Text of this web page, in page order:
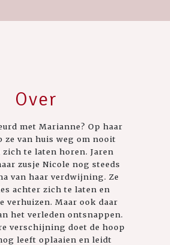
Over
met Marianne? Op haar
van huis weg om nooit
zich te laten horen. Jaren
zusje Nicole nog steeds
van haar verdwijning. Ze
achter zich te laten en
verhuizen. Maar ook daar
het verleden ontsnappen.
verschijning doet de hoop
leeft oplaaien en leidt